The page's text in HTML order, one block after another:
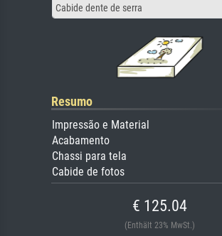
Cabide dente de serra
Resumo
Impressão e Material
Acabamento
Chassi para tela
Cabide de fotos
€ 125.04
(Enthält 23% MwSt.)